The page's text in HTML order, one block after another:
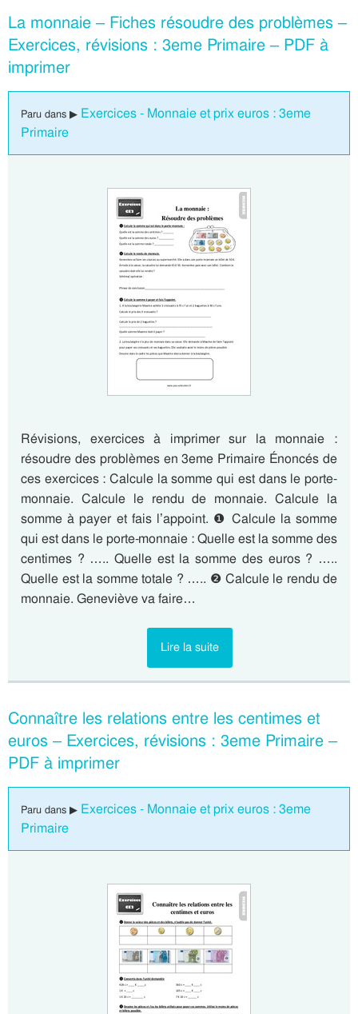
La monnaie – Fiches résoudre des problèmes –
Exercices, révisions : 3eme Primaire – PDF à
imprimer
Paru dans ▶ Exercices - Monnaie et prix euros : 3eme
Primaire
Révisions, exercices à imprimer sur la monnaie :
résoudre des problèmes en 3eme Primaire Énoncés de
ces exercices : Calcule la somme qui est dans le porte-
monnaie. Calcule le rendu de monnaie. Calcule la
somme à payer et fais l’appoint. ❶ Calcule la somme
qui est dans le porte-monnaie : Quelle est la somme des
centimes ? ….. Quelle est la somme des euros ? …..
Quelle est la somme totale ? ….. ❷ Calcule le rendu de
monnaie. Geneviève va faire…
Lire la suite
Connaître les relations entre les centimes et
euros – Exercices, révisions : 3eme Primaire –
PDF à imprimer
Paru dans ▶ Exercices - Monnaie et prix euros : 3eme
Primaire